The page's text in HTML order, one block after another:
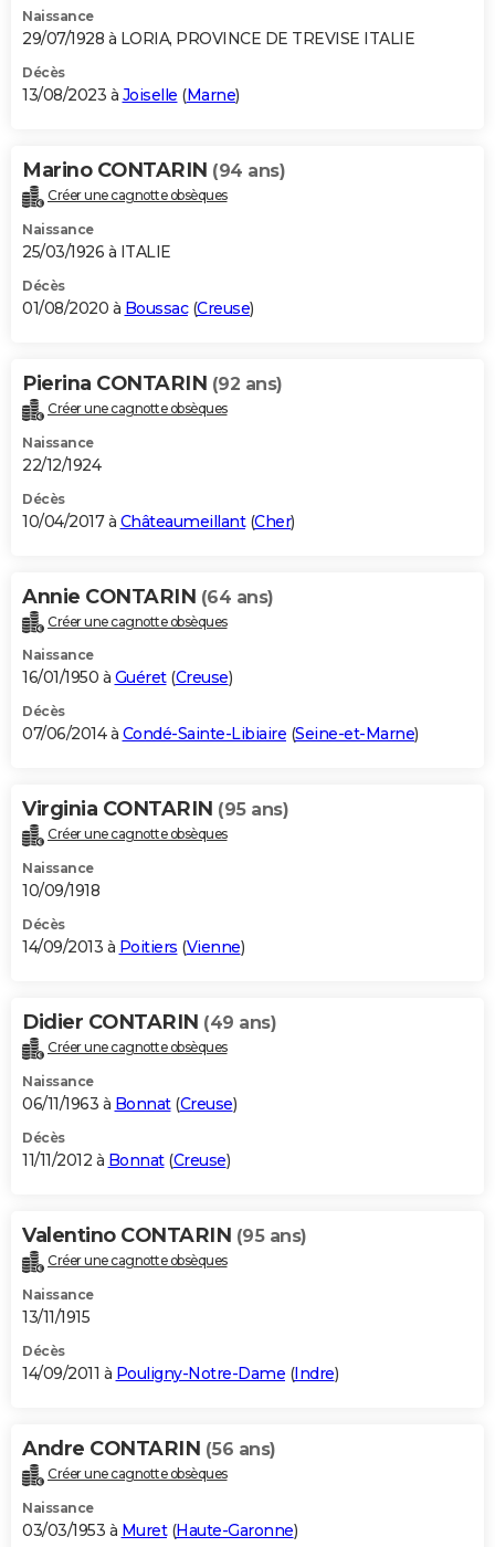
Dictionnaire
Biographies
Citations
Expressions
Proverbes
PROGRAMME TV
S'inscrire
Se connecter
Lycées
Collèges
Primaires
Universités
Entreprises
Service militaire
Avis de recherche
AVIS DE DÉCÈS
Bricolage
Lifestyle
Culture
Sport
Auto
Television
Voyage
Cinema
Naissance
29/07/1928 à LORIA, PROVINCE DE TREVISE ITALIE
Décès
13/08/2023 à Joiselle (Marne)
Marino CONTARIN (94 ans)
Créer une cagnotte obsèques
Naissance
25/03/1926 à ITALIE
Décès
01/08/2020 à Boussac(Creuse)
Pierina CONTARIN (92 ans)
Créer une cagnotte obsèques
Naissance
22/12/1924
Décès
10/04/2017 à Châteaumeillant(Cher)
Annie CONTARIN (64 ans)
Créer une cagnotte obsèques
Naissance
16/01/1950 à Guéret(Creuse)
Décès
07/06/2014 à Condé-Sainte-Libiaire (Seine-et-Marne)
Virginia CONTARIN (95 ans)
Créer une cagnotte obsèques
Naissance
10/09/1918
Décès
14/09/2013 à Poitiers (Vienne)
Didier CONTARIN (49 ans)
Créer une cagnotte obsèques
Naissance
06/11/1963 à Bonnat(Creuse)
Décès
11/11/2012 à Bonnat(Creuse)
Valentino CONTARIN (95 ans)
Créer une cagnotte obsèques
Naissance
13/11/1915
Décès
14/09/2011 à Pouligny-Notre-Dame (Indre)
Andre CONTARIN (56 ans)
Créer une cagnotte obsèques
Naissance
03/03/1953 à Muret(Haute-Garonne)